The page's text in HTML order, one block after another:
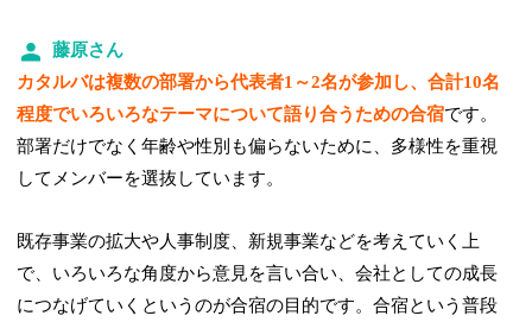
藤原さん
カタルバは複数の部署から代表者1～2名が参加し、合計10名
程度でいろいろなテーマについて語り合うための合宿です。
部署だけでなく年齢や性別も偏らないために、多様性を重視
してメンバーを選抜しています。
既存事業の拡大や人事制度、新規事業などを考えていく上
で、いろいろな角度から意見を言い合い、会社としての成長
につなげていくというのが合宿の目的です。合宿という普段